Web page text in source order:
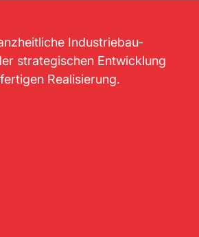
Industriebau-
strategischen Entwicklung
Realisierung.